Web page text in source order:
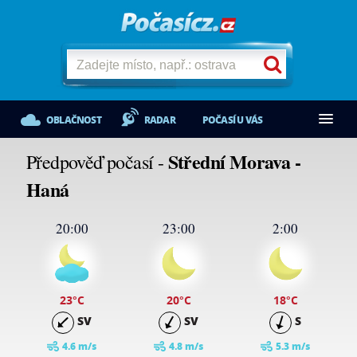
OBLAČNOST RADAR POČASÍ U VÁS
Předpověď počasí -Střední Morava -
Haná
20:00
23°C
SV
4.6 m/s
23:00
20°C
SV
4.8 m/s
2:00
18°C
S
5.3 m/s